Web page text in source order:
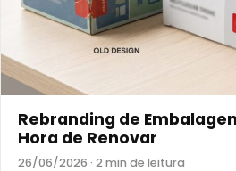
Rebranding de
Hora de Renovar
26/06/2026 · 2 min de leitura